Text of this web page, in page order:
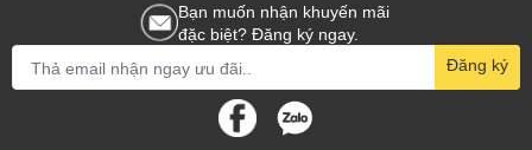
Bạn muốn nhận khuyến mãi
đặc biệt? Đăng ký ngay.
Đăng ký